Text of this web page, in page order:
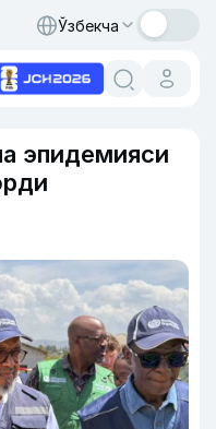
Ўзбекча
эпидемияси